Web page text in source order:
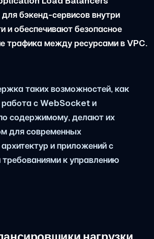
бэкенд-сервисов внутри
и обеспечивают безопасное
трафика между ресурсами в VPC.
таких возможностей, как
работа с WebSocket и
содержимому, делают их
для современных
и приложений с
к управлению